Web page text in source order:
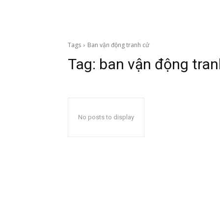
Tags Ban vận động tranh cử
Tag: ban vận động
No posts to display